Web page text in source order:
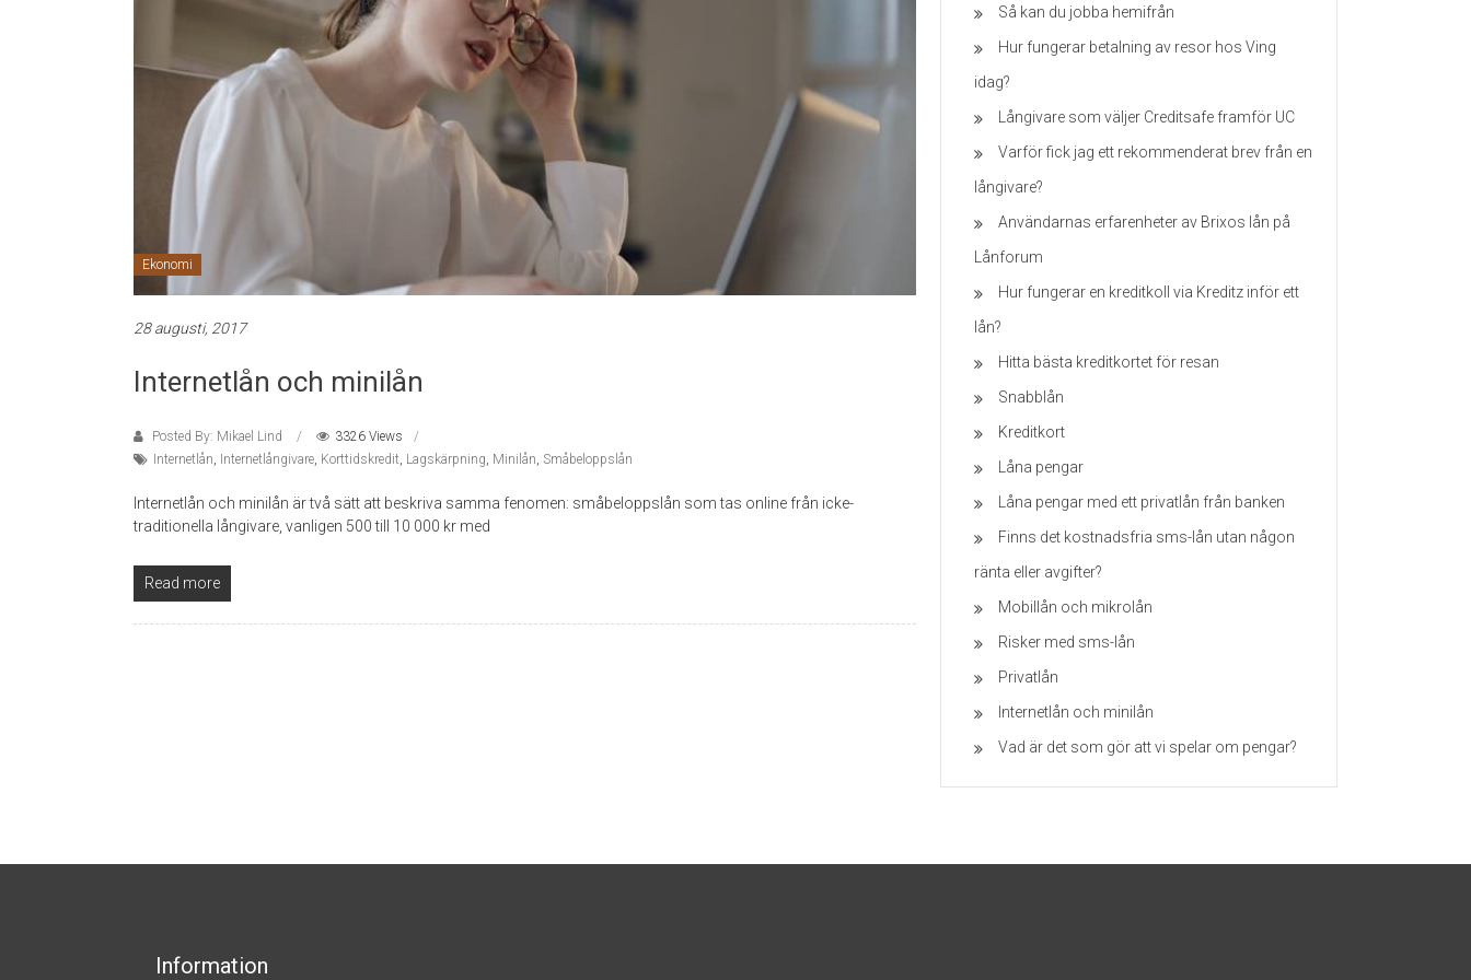
Ekonomi
28 augusti, 2017
Internetlån och minilån
Posted By: Mikael Lind
3326 Views
Internetlån, Internetlångivare, Korttidskredit, Lagskärpning, Minilån, Småbeloppslån
Internetlån och minilån är två sätt att beskriva samma fenomen: småbeloppslån som tas online från icke-
traditionella långivare, vanligen 500 till 10 000 kr med
Read more
Så kan du jobba hemifrån
Hur fungerar betalning av resor hos Ving
idag?
Långivare som väljer Creditsafe framför UC
Varför fick jag ett rekommenderat brev från en
långivare?
Användarnas erfarenheter av Brixos lån på
Lånforum
Hur fungerar en kreditkoll via Kreditz inför ett
lån?
Hitta bästa kreditkortet för resan
Snabblån
Kreditkort
Låna pengar
Låna pengar med ett privatlån från banken
Finns det kostnadsfria sms-lån utan någon
ränta eller avgifter?
Mobillån och mikrolån
Risker med sms-lån
Privatlån
Internetlån och minilån
Vad är det som gör att vi spelar om pengar?
Information